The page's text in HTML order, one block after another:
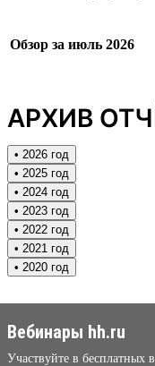
Обзор за июль 2026
АРХИВ
• 2026 год
• 2025 год
• 2024 год
• 2023 год
• 2022 год
• 2021 год
• 2020 год
Вебинары hh.ru
Участвуйте в бесплатных